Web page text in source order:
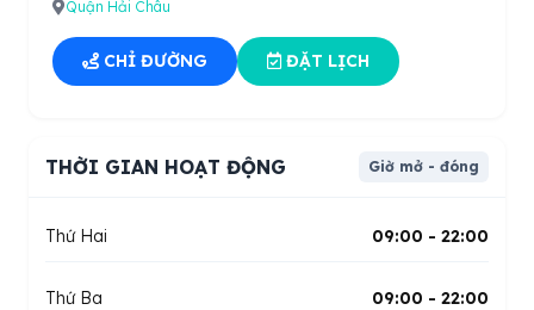
Quận Hải Châu
CHỈ ĐƯỜNG ĐẶT LỊCH
THỜI GIAN HOẠT ĐỘNG Giờ mở - đóng
Thứ Hai 09:00 - 22:00
Thứ Ba 09:00 - 22:00